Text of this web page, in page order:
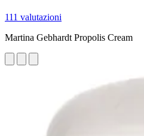
111 valutazioni
Martina Gebhardt Propolis Cream